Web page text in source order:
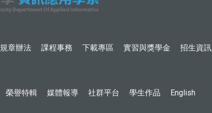
規章辦法 課程事務 下載專區 實習與獎學金 招生資訊
榮譽特輯 媒體報導 社群平台 學生作品 English